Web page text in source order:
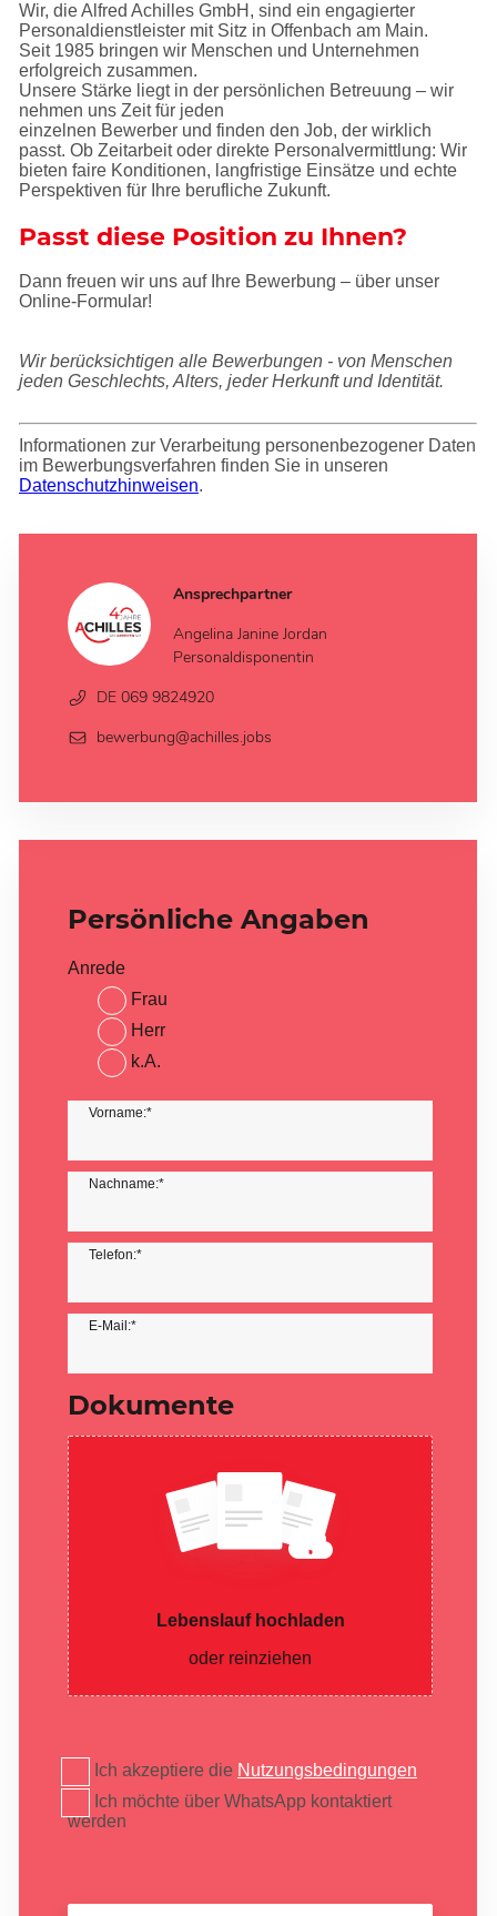
Ansprechpartner
Angelina Janine Jordan
Personaldisponentin
DE 069 9824920
bewerbung@achilles.jobs
Persönliche Angaben
Anrede
Frau
Herr
k.A.
Vorname:*
Nachname:*
Telefon:*
E-Mail:*
Dokumente
Lebenslauf hochladen
oder reinziehen
Ich akzeptiere die Nutzungsbedingungen
Ich möchte über WhatsApp kontaktiert
werden
Wir, die Alfred Achilles GmbH, sind ein engagierter
Personaldienstleister mit Sitz in Offenbach am Main.
Seit 1985 bringen wir Menschen und Unternehmen
erfolgreich zusammen.
Unsere Stärke liegt in der persönlichen Betreuung – wir
nehmen uns Zeit für jeden
einzelnen Bewerber und finden den Job, der wirklich
passt. Ob Zeitarbeit oder direkte Personalvermittlung: Wir
bieten faire Konditionen, langfristige Einsätze und echte
Perspektiven für Ihre berufliche Zukunft.
Passt diese Position zu Ihnen?
Dann freuen wir uns auf Ihre Bewerbung – über unser
Online-Formular!
Wir berücksichtigen alle Bewerbungen - von Menschen
jeden Geschlechts, Alters, jeder Herkunft und Identität.
Informationen zur Verarbeitung personenbezogener Daten
im Bewerbungsverfahren finden Sie in unseren
Datenschutzhinweisen.